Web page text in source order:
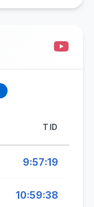
TID
9:57:19
10:59:38